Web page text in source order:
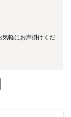
気軽にお声掛けくだ